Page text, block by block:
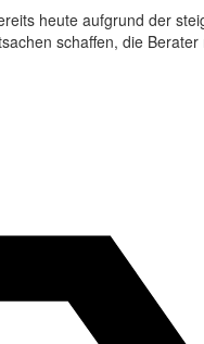
heute aufgrund der
schaffen, die